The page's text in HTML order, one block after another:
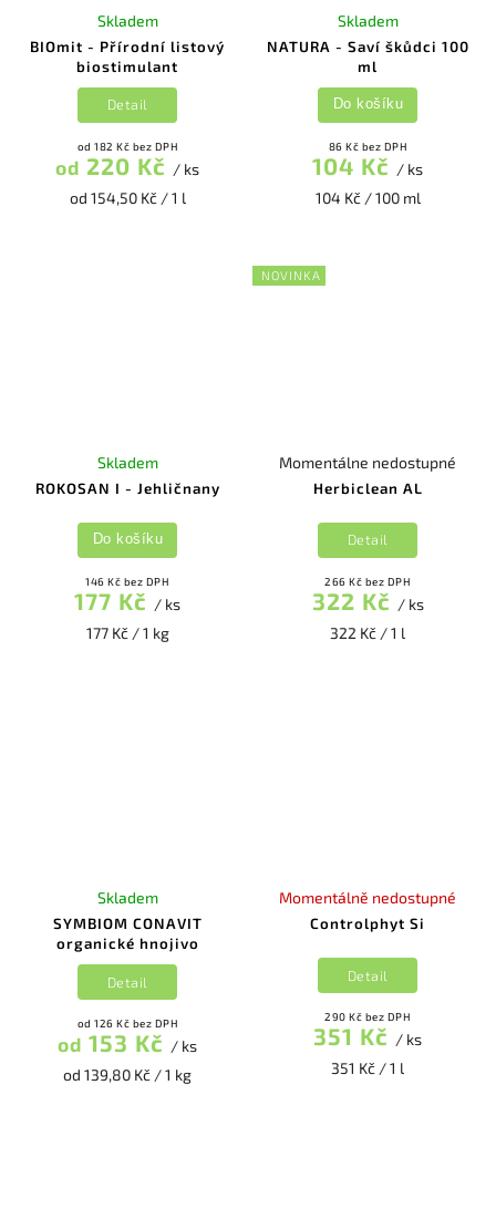
BIOmit - Přírodní listový
biostimulant
Skladem
od 182 Kč bez DPH
od 220 Kč / ks
od 154,50 Kč / 1 l
Detail
NATURA - Saví škůdci 100
ml
Skladem
86 Kč bez DPH
104 Kč / ks
104 Kč / 100 ml
Do košíku
ROKOSAN I - Jehličnany
Skladem
146 Kč bez DPH
177 Kč / ks
177 Kč / 1 kg
Do košíku
NOVINKA
Herbiclean AL
Momentálne nedostupné
266 Kč bez DPH
322 Kč / ks
322 Kč / 1 l
Detail
SYMBIOM CONAVIT
organické hnojivo
Skladem
od 126 Kč bez DPH
od 153 Kč / ks
od 139,80 Kč / 1 kg
Detail
Controlphyt Si
Momentálně nedostupné
290 Kč bez DPH
351 Kč / ks
351 Kč / 1 l
Detail